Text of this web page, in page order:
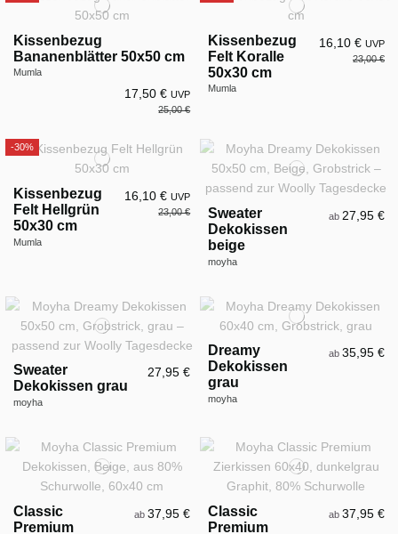
Kissenbezug
Bananenblätter 50x50 cm
Mumla
17,50 €UVP
25,00 €
Kissenbezug
Felt Koralle
50x30 cm
Mumla
16,10 € UVP
23,00 €
-30%
Kissenbezug
Felt Hellgrün
50x30 cm
Mumla
16,10 €UVP
23,00 €
Sweater
Dekokissen
beige
moyha
ab 27,95 €
Sweater
Dekokissen grau
moyha
27,95 €
Dreamy
Dekokissen
grau
moyha
ab 35,95 €
Classic
Premium
ab37,95 €
Classic
Premium
ab 37,95 €